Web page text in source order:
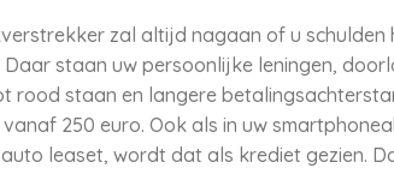
zal altijd nagaan of u
staan uw persoonlijke leningen,
rood staan en langere
250 euro. Ook als in uw
leaset, wordt dat als krediet gezien.